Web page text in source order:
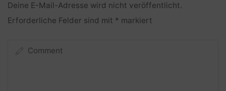
Deine E-Mail-Adresse wird nicht veröffentlicht.
Erforderliche Felder sind mit * markiert